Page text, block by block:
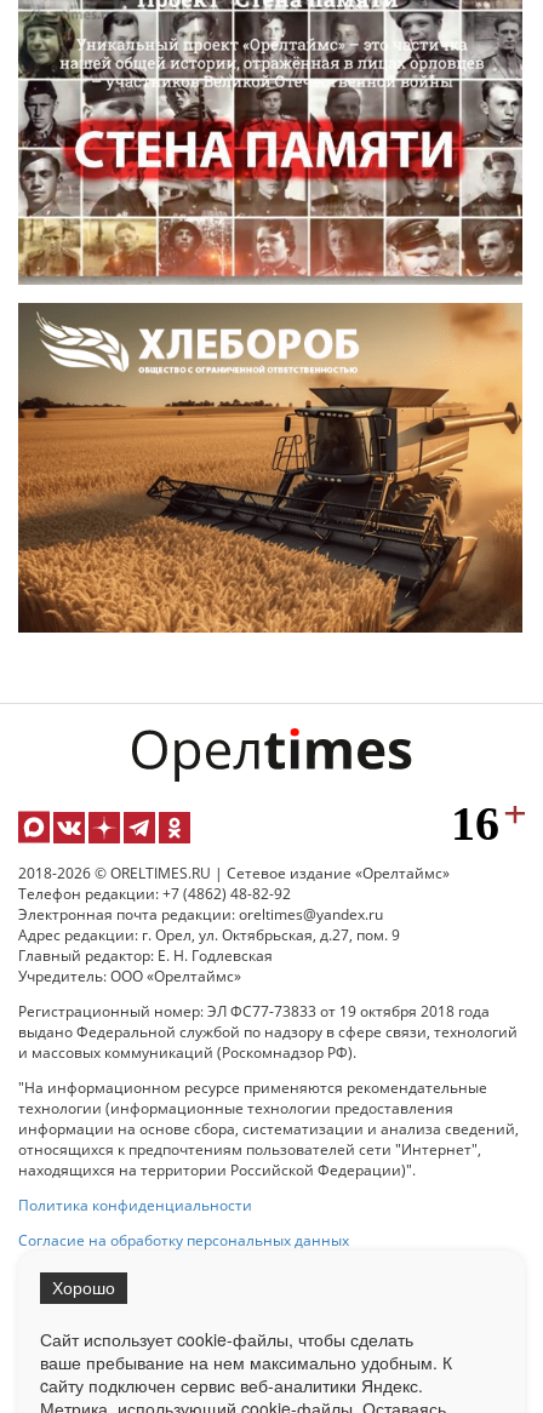
2018-2026 © ORELTIMES.RU | Сетевое издание «Орелтаймс»
Телефон редакции: +7 (4862) 48-82-92
Электронная почта редакции: oreltimes@yandex.ru
Адрес редакции: г. Орел, ул. Октябрьская, д.27, пом. 9
Главный редактор: Е. Н. Годлевская
Учредитель: ООО «Орелтаймс»
Регистрационный номер: ЭЛ ФС77-73833 от 19 октября 2018 года
выдано Федеральной службой по надзору в сфере связи, технологий
и массовых коммуникаций (Роскомнадзор РФ).
"На информационном ресурсе применяются рекомендательные
технологии (информационные технологии предоставления
информации на основе сбора, систематизации и анализа сведений,
относящихся к предпочтениям пользователей сети "Интернет",
находящихся на территории Российской Федерации)".
Политика конфиденциальности
Согласие на обработку персональных данных
При использовании любого материала с данного сайта гипер-ссылка
на Сетевое издание «ОрелТаймс» обязательна.
Ограниченная статистика посещаемости доступна на сайте
Liveinternet.ru . Подробная статистика для рекламодателей по запросу
Сайт использует cookie-файлы, чтобы сделать
ваше пребывание на нем максимально удобным. К
cайту подключен сервис веб-аналитики Яндекс.
Метрика, использующий cookie-файлы. Оставаясь
Хорошо